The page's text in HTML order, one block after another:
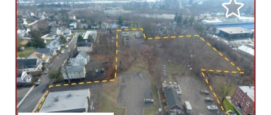
CARGANDO...